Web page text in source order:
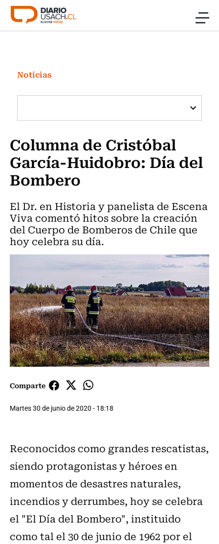
Click acá para ir directamente al contenido
Investigación
Cultura
Programas Radio y TV Usach
Noticias
Columna de Cristóbal
García-Huidobro: Día del
Bombero
El Dr. en Historia y panelista de Escena
Viva comentó hitos sobre la creación
del Cuerpo de Bomberos de Chile que
hoy celebra su día.
Comparte
Martes 30 de junio de 2020 - 18:18
Reconocidos como grandes rescatistas,
siendo protagonistas y héroes en
momentos de desastres naturales,
incendios y derrumbes, hoy se celebra
el "El Día del Bombero", instituido
como tal el 30 de junio de 1962 por el